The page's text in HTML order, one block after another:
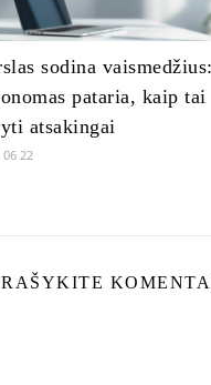
sodina vaismedžius:
pataria, kaip tai
atsakingai
06 22